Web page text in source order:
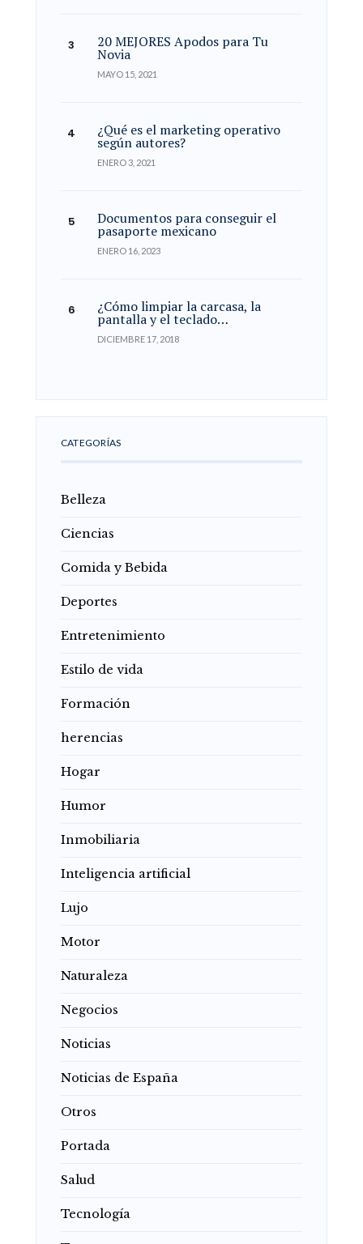
20 MEJORES Apodos para Tu
Novia
MAYO 15, 2021
¿Qué es el marketing operativo
según autores?
ENERO 3, 2021
Documentos para conseguir el
pasaporte mexicano
ENERO 16, 2023
¿Cómo limpiar la carcasa, la
pantalla y el teclado…
DICIEMBRE 17, 2018
CATEGORÍAS
Belleza
Ciencias
Comida y Bebida
Deportes
Entretenimiento
Estilo de vida
Formación
herencias
Hogar
Humor
Inmobiliaria
Inteligencia artificial
Lujo
Motor
Naturaleza
Negocios
Noticias
Noticias de España
Otros
Portada
Salud
Tecnología